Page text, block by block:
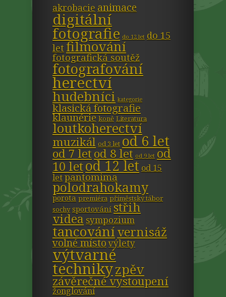
akrobacie animace
digitální
fotografie do 12 let do 15
let filmování
fotografická soutěž
fotografování
herectví
hudebníci kategorie
klasická fotografie
klaunérie koně Literatura
loutkoherectví
muzikál od 3 let od 6 let
od 7 letod 8 let od 9 let od
10 letod 12 let od 15
letpantomima
polodrahokamy
porota premiéra příměstský tábor
sochy sportování střih
videa sympozium
tancovánívernisáž
volné místovýlety
výtvarné
technikyzpěv
závěrečné vystoupení
žonglování